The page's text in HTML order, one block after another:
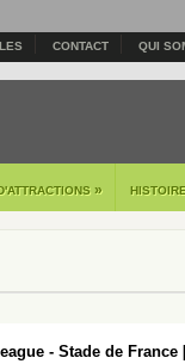
CONTACT QUI
»
- Stade de France